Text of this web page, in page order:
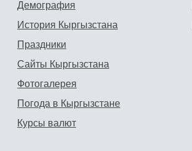
Демография
История Кыргызстана
Праздники
Сайты Кыргызстана
Фотогалерея
Погода в Кыргызстане
Курсы валют